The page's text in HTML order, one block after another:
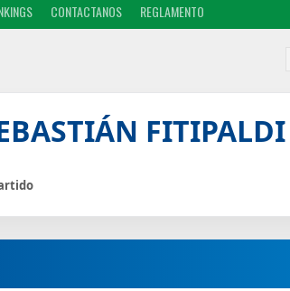
CONTACTANOS REGLAMENTO
FITIPALDI